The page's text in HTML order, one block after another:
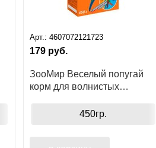
Арт.: 4607072121723
179руб.
ЗооМир Веселый попугай
корм для волнистых
450гр.